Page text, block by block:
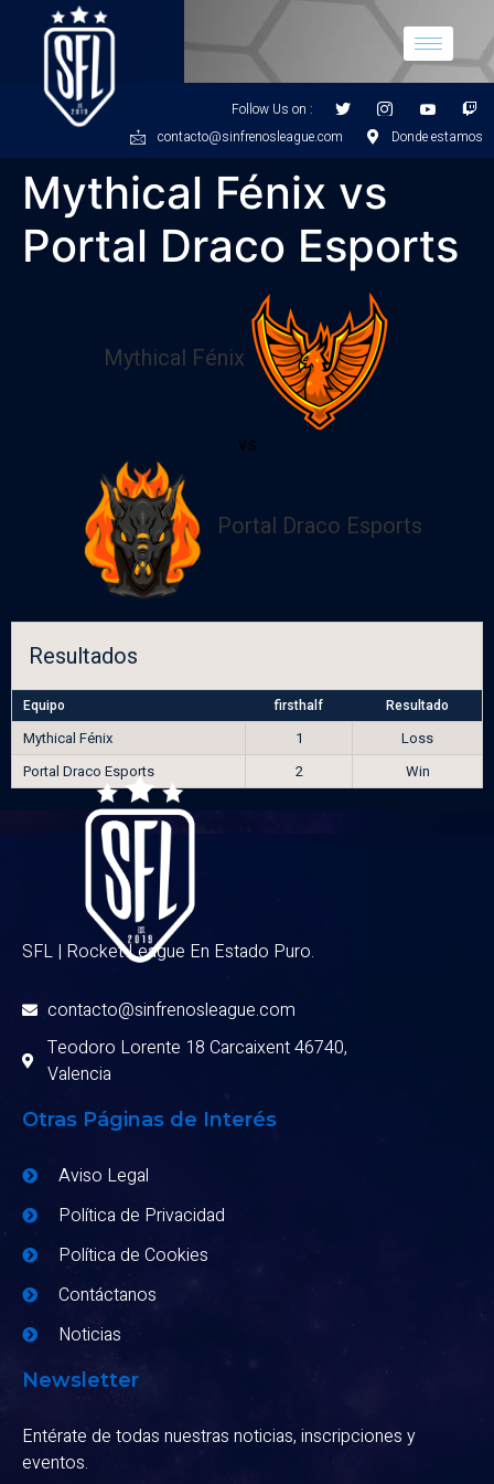
Follow Us on :
contacto@sinfrenosleague.com
Donde estamos
Mythical Fénix vs
Portal Draco Esports
Mythical Fénix
vs
Portal Draco Esports
Resultados
Equipo firsthalf Resultado
Mythical Fénix 1
Loss
Portal Draco Esports
2 Win
SFL | Rocket League En Estado Puro.
contacto@sinfrenosleague.com
Teodoro Lorente 18 Carcaixent 46740,
Valencia
Otras Páginas de Interés
Aviso Legal
Política de Privacidad
Política de Cookies
Contáctanos
Noticias
Newsletter
Entérate de todas nuestras noticias, inscripciones y
eventos.